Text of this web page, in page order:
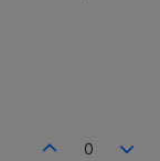
0